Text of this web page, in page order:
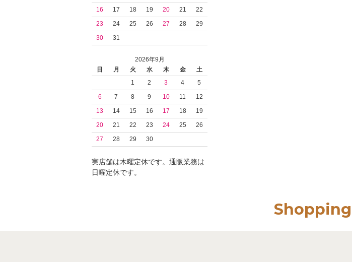
16
17 18 19 20 21
22
23
24 25 26 27 28
29
30
31
2026年9月
日
月 火 水 木 金
土
1
2 3 4
5
6
7 8 9 10 11
12
13
14 15 16 17 18
19
20
21 22 23 24 25
26
27
28 29 30
実店舗は木曜定休です。通販業務は
日曜定休です。